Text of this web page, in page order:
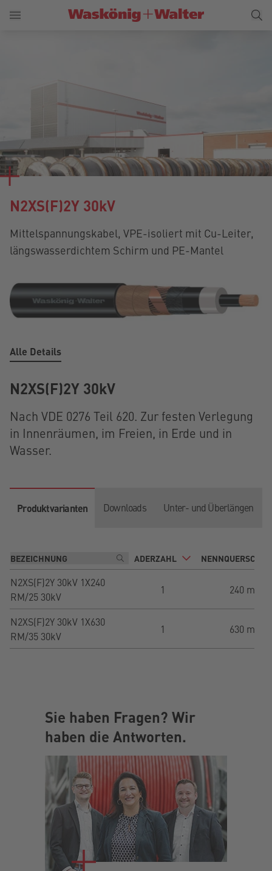
N2XS(F)2Y 30kV
Mittelspannungskabel, VPE-isoliert mit Cu-Leiter,
längswasserdichtem Schirm und PE-Mantel
Alle Details
N2XS(F)2Y 30kV
Nach VDE 0276 Teil 620. Zur festen Verlegung
in Innenräumen, im Freien, in Erde und in
Wasser.
Produktvarianten Downloads Unter- und Überlängen
ADERZAHL
N2XS(F)2Y 30kV 1X240
RM/25 30kV
1 240 mm²
N2XS(F)2Y 30kV 1X630
RM/35 30kV
1 630 mm²
Sie haben Fragen? Wir
haben die Antworten.